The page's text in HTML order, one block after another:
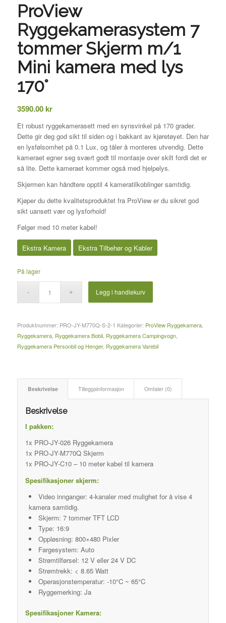
ProView
Ryggekamerasystem 7
tommer Skjerm m/1
Mini kamera med lys
170°
3590.00kr
Et robust ryggekamerasett med en synsvinkel på 170 grader.
Dette gir deg god sikt til siden og i bakkant av kjøretøyet. Den har
en lysfølsomhet på 0.1 Lux, og tåler å monteres utvendig. Dette
kameraet egner seg svært godt til montasje over skilt fordi det er
så lite. Dette kameraet kommer også med hjelpelys.
Skjermen kan håndtere opptil 4 kameratilkoblinger samtidig.
Kjøper du dette kvalitetsproduktet fra ProView er du sikret god
sikt uansett vær og lysforhold!
Følger med 10 meter kabel!
Ekstra Kamera Ekstra Tilbehør og Kabler
På lager
Legg i handlekurv
Produktnummer: PRO-JY-M770Q-S-2-1 Kategorier: ProView Ryggekamera,
Ryggekamera, Ryggekamera Bobil, Ryggekamera Campingvogn,
Ryggekamera Personbil og Henger, Ryggekamera Varebil
Beskrivelse Tilleggsinformasjon Omtaler (0)
Beskrivelse
I pakken:
1x PRO-JY-026 Ryggekamera
1x PRO-JY-M770Q Skjerm
1x PRO-JY-C10 – 10 meter kabel til kamera
Spesifikasjoner skjerm:
Video innganger: 4-kanaler med mulighet for å vise 4
kamera samtidig.
Skjerm: 7 tommer TFT LCD
Type: 16:9
Oppløsning: 800×480 Pixler
Fargesystem: Auto
Strømtilførsel: 12 V eller 24 V DC
Strømtrekk: < 8.65 Watt
Operasjonstemperatur: -10°C ~ 65°C
Ryggemerking: Ja
Spesifikasjoner Kamera: